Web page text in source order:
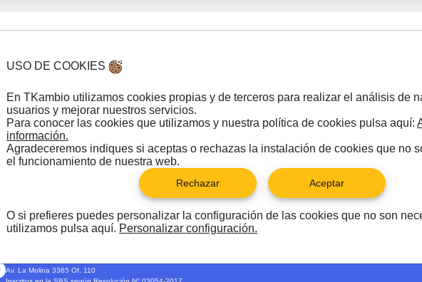
USO DE COOKIES
En TKambio utilizamos cookies propias y de terceros para realizar el análisis de
usuarios y mejorar nuestros servicios.
Para conocer las cookies que utilizamos y nuestra política de cookies pulsa aquí:
información.
Agradeceremos indiques si aceptas o rechazas la instalación de cookies que no
el funcionamiento de nuestra web.
Rechazar Aceptar
O si prefieres puedes personalizar la configuración de las cookies que no son
utilizamos pulsa aquí. Personalizar configuración.
Av. La Molina 3365 Of. 110